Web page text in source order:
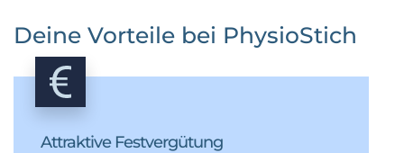
Deine Vorteile bei PhysioStich
Attraktive Festvergütung